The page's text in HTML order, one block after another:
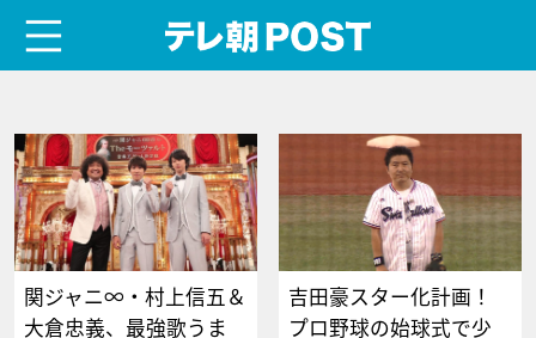
関ジャニ∞・村上信五＆
大倉忠義、最強歌うま
吉田豪スター化計画！
プロ野球の始球式で少